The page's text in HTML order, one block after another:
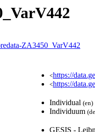
ZA3450_VarV442
<https://
<https://
Individual (en)
Individuum
GESIS -